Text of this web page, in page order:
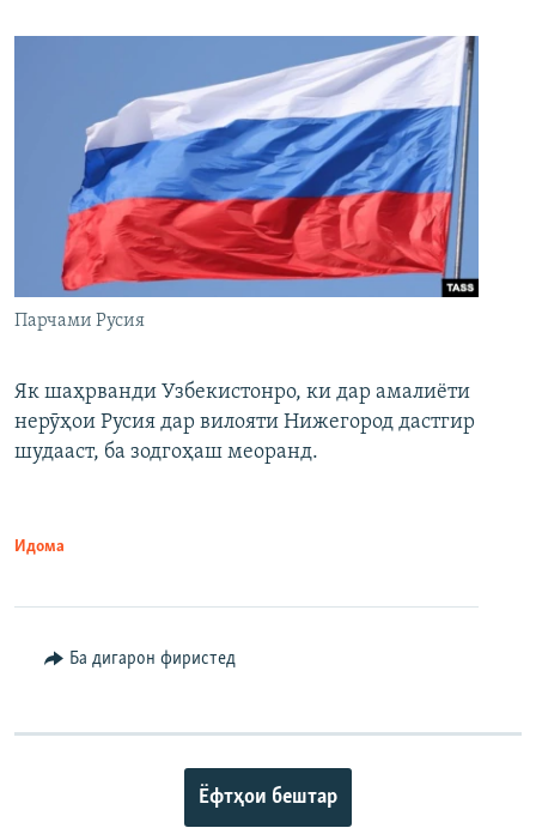
Парчами Русия
Як шаҳрванди Узбекистонро, ки дар амалиёти
нерӯҳои Русия дар вилояти Нижегород дастгир
шудааст, ба зодгоҳаш меоранд.
Идома
Ба дигарон фиристед
Ёфтҳои бештар